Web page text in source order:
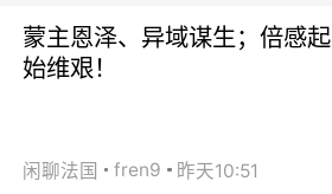
蒙主恩泽、异域谋生；倍感起
始维艰！
闲聊法国 fren9 昨天10:51